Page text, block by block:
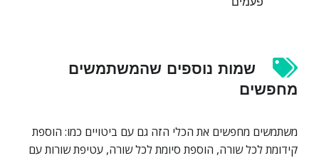
שמות נוספים שהמשתמשים
מחפשים
משתמשים מחפשים את הכלי הזה גם עם ביטויים כמו: הוספת
קידומת לכל שורה, הוספת סיומת לכל שורה, עטיפת שורות עם